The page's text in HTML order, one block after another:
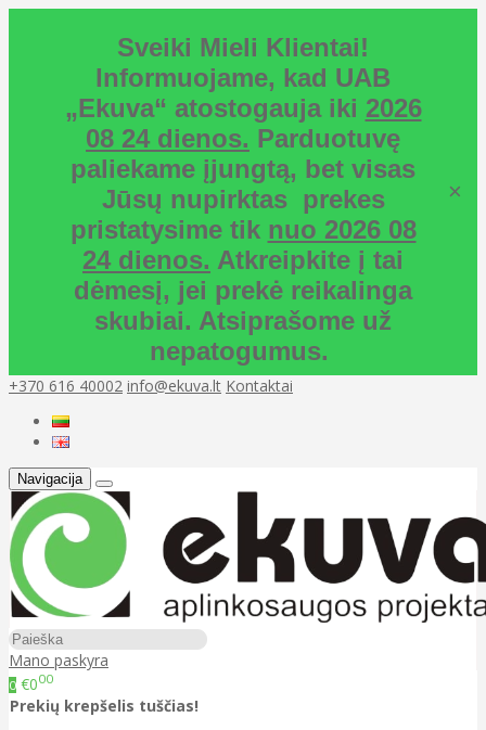
Sveiki Mieli Klientai!
Informuojame, kad UAB
„Ekuva“ atostogauja iki 2026
08 24 dienos. Parduotuvę
paliekame įjungtą, bet visas
Jūsų nupirktas prekes
pristatysime tik nuo 2026 08
24 dienos. Atkreipkite į tai
dėmesį, jei prekė reikalinga
skubiai. Atsiprašome už
nepatogumus.
×
+370 616 40002 info@ekuva.lt Kontaktai
Navigacija
Mano paskyra
0 €000
Prekių krepšelis tuščias!